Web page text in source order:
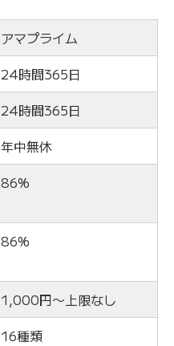
アマプライム
24時間365日
24時間365日
年中無休
86%
86%
1,000円〜上限なし
16種類